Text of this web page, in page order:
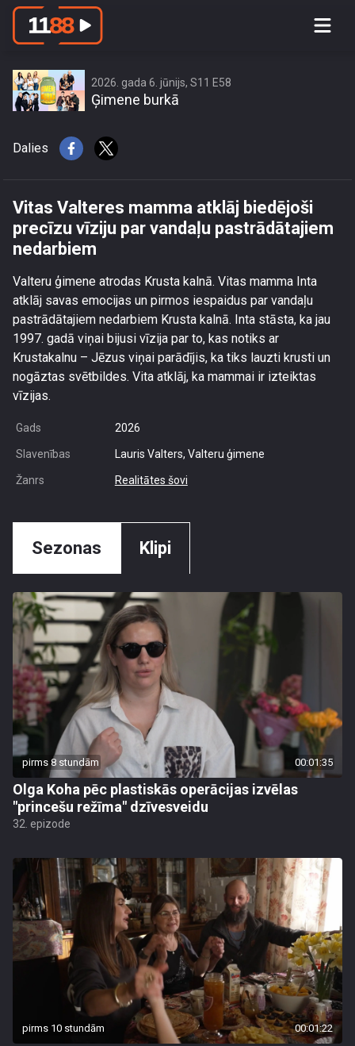
Vitas Valteres mamma atklāj biedējoši
2026. gada 6. jūnijs, S11 E58
Ģimene burkā
Dalies
Vitas Valteres mamma atklāj biedējoši
precīzu vīziju par vandaļu pastrādātajiem
nedarbiem
Valteru ģimene atrodas Krusta kalnā. Vitas mamma Inta
atklāj savas emocijas un pirmos iespaidus par vandaļu
pastrādātajiem nedarbiem Krusta kalnā. Inta stāsta, ka jau
1997. gadā viņai bijusi vīzija par to, kas notiks ar
Krustakalnu – Jēzus viņai parādījis, ka tiks lauzti krusti un
nogāztas svētbildes. Vita atklāj, ka mammai ir izteiktas
vīzijas.
Gads 2026
Slavenības Lauris Valters, Valteru ģimene
Žanrs Realitātes šovi
Sezonas Klipi
pirms 8 stundām 00:01:35
Olga Koha pēc plastiskās operācijas izvēlas
"princešu režīma" dzīvesveidu
32. epizode
pirms 10 stundām 00:01:22